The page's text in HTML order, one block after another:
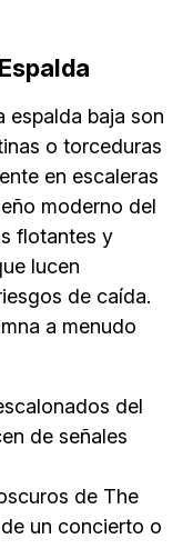
espalda baja son
o torceduras
en escaleras
moderno del
flotantes y
lucen
de caída.
a menudo
del
de señales
de The
un concierto o